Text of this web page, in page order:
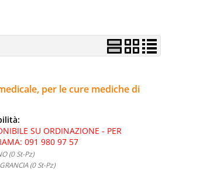
per le cure mediche di
SU ORDINAZIONE - PER
091 980 97 57
(0 St-Pz)
(0 St-Pz)